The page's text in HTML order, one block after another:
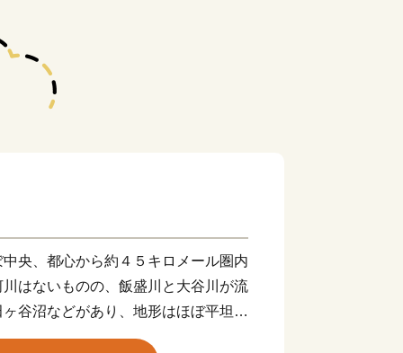
央、都心から約４５キロメール圏内
はないものの、飯盛川と大谷川が流
谷沼などがあり、地形はほぼ平坦と